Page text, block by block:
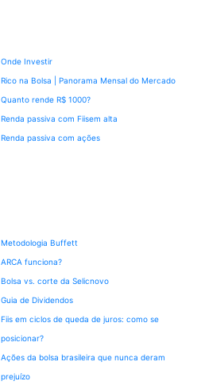
Onde Investir
Rico na Bolsa | Panorama Mensal do Mercado
Quanto rende R$ 1000?
Renda passiva com Fiisem alta
Renda passiva com ações
Metodologia Buffett
ARCA funciona?
Bolsa vs. corte da Selicnovo
Guia de Dividendos
Fiis em ciclos de queda de juros: como se
posicionar?
Ações da bolsa brasileira que nunca deram
prejuízo